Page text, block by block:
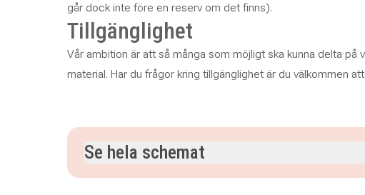
går dock inte före en reserv om det finns).
Tillgänglighet
Vår ambition är att så många som möjligt ska kunna delta på
material. Har du frågor kring tillgänglighet är du välkommen
Se hela schemat